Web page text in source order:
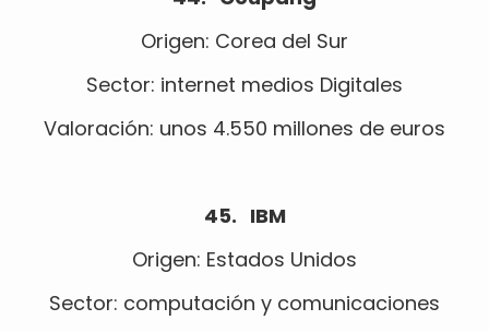
Origen: Corea del Sur
Sector: internet medios Digitales
Valoración: unos 4.550 millones de euros
45. IBM
Origen: Estados Unidos
Sector: computación y comunicaciones